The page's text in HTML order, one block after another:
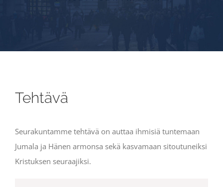
Tehtävä
Seurakuntamme tehtävä on auttaa ihmisiä tuntemaan
Jumala ja Hänen armonsa sekä kasvamaan sitoutuneiksi
Kristuksen seuraajiksi.